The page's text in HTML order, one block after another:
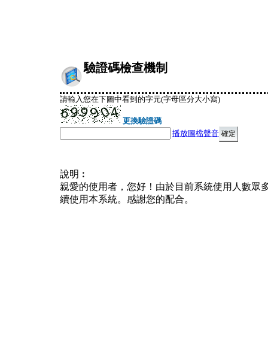
驗證碼檢查機制
請輸入您在下圖中看到的字元(字母區分大小寫)
更換驗證碼
播放圖檔聲音
說明︰
親愛的使用者，您好！由於目前系統使用人數眾
續使用本系統。感謝您的配合。